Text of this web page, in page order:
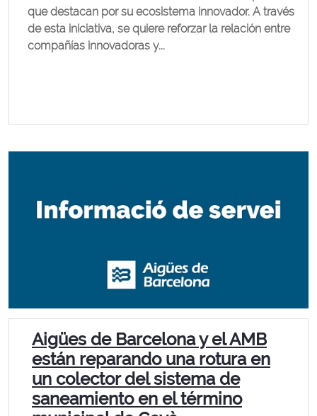
que destacan por su ecosistema innovador. A través
de esta iniciativa, se quiere reforzar la relación entre
compañías innovadoras y...
Aigües de Barcelona y el AMB
están reparando una rotura en
un colector del sistema de
saneamiento en el término